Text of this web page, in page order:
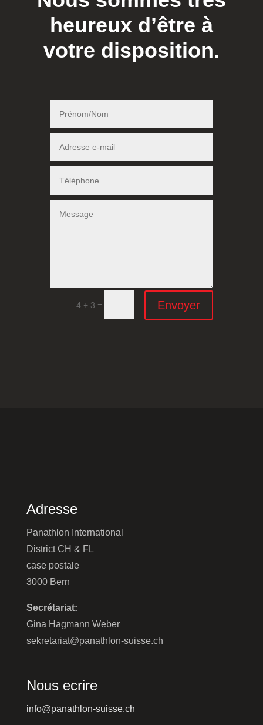
heureux d’être à
votre disposition.
4 + 3 = Envoyer
Adresse
Panathlon International
District CH & FL
case postale
3000 Bern
Secrétariat:
Gina Hagmann Weber
sekretariat@panathlon-suisse.ch
Nous ecrire
info@panathlon-suisse.ch